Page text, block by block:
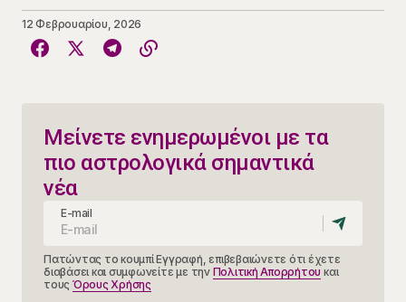
12 Φεβρουαρίου, 2026
Μείνετε ενημερωμένοι με τα
πιο αστρολογικά σημαντικά
νέα
E-mail
Πατώντας το κουμπί Εγγραφή, επιβεβαιώνετε ότι έχετε
διαβάσει και συμφωνείτε με την Πολιτική Απορρήτου και
τους Όρους Χρήσης